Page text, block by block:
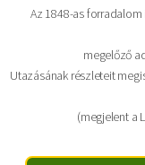
Az 1848-as
megelőző
Utazásának részleteit
(megjelent a